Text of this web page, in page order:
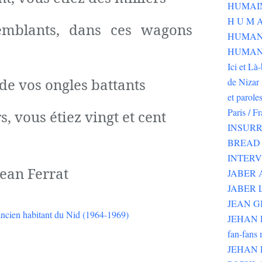
dans ces wagons
vos ongles battants
vous étiez vingt et cent
Ferrat
H U M
Ici et
de Nizar
et
Paris /
BREAD
JABER
JABER
JEAN
JEHAN
fan-fans
JEHAN